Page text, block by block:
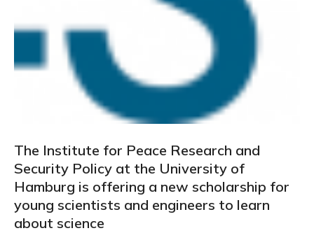
The Institute for Peace Research and
Security Policy at the University of
Hamburg is offering a new scholarship for
young scientists and engineers to learn
about science